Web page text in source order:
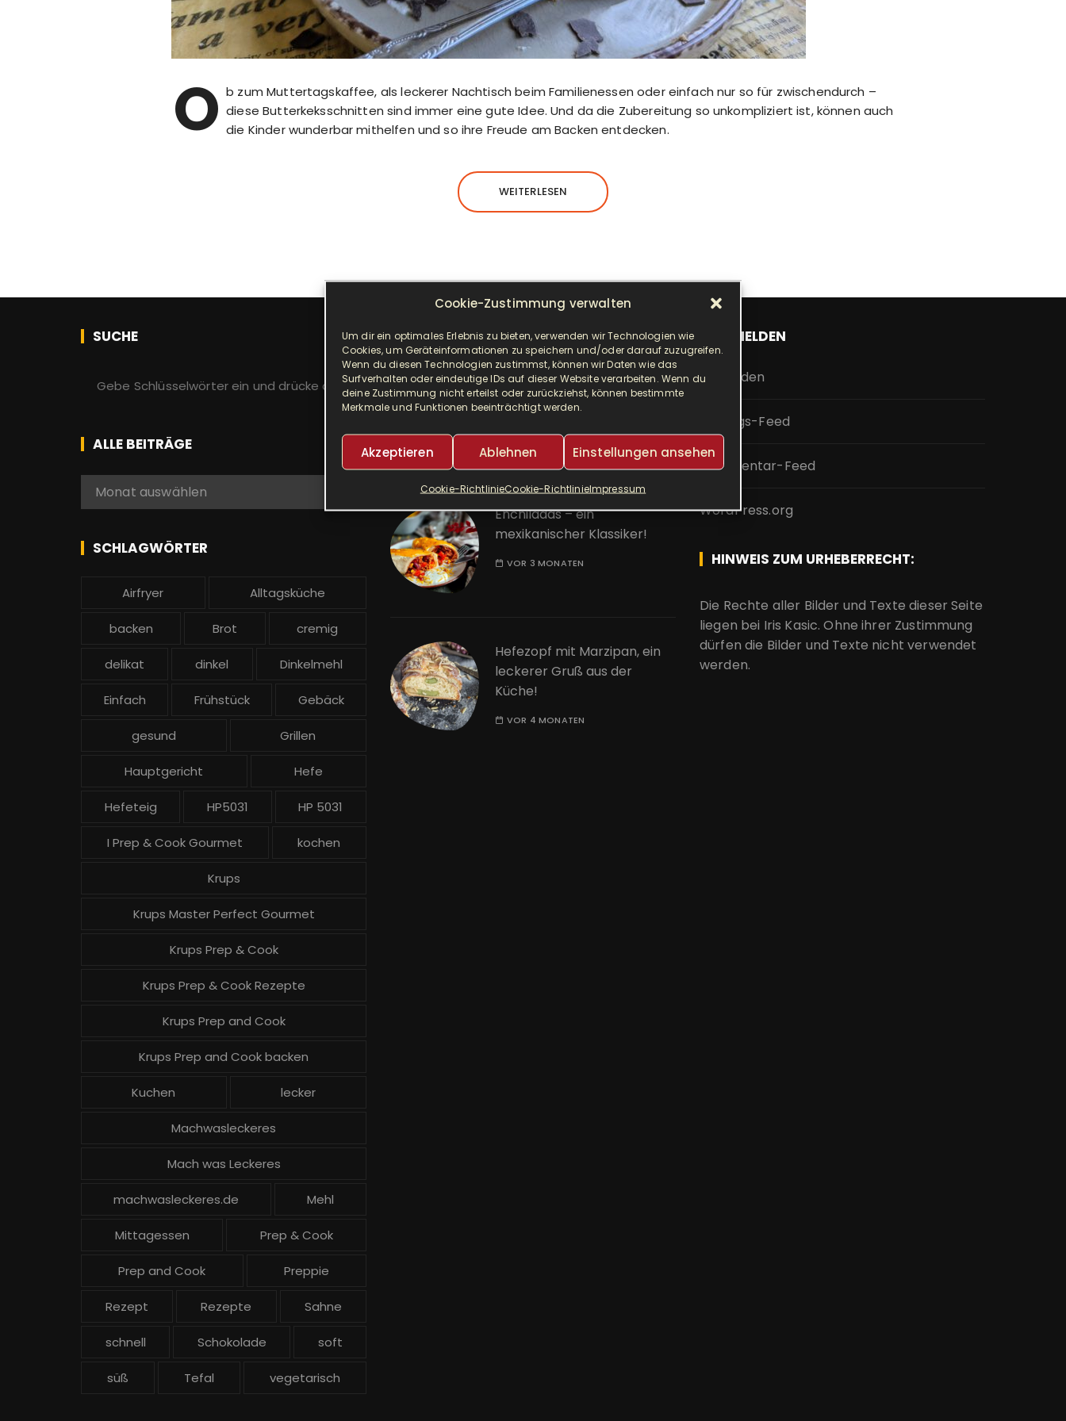
Cookie-Zustimmung verwalten
Um dir ein optimales Erlebnis zu bieten, verwenden wir Technologien wie
Cookies, um Geräteinformationen zu speichern und/oder darauf zuzugreifen.
Wenn du diesen Technologien zustimmst, können wir Daten wie das
Surfverhalten oder eindeutige IDs auf dieser Website verarbeiten. Wenn du
deine Zustimmung nicht erteilst oder zurückziehst, können bestimmte
Merkmale und Funktionen beeinträchtigt werden.
Akzeptieren Ablehnen Einstellungen ansehen
Cookie-RichtlinieCookie-RichtlinieImpressum
O b zum Muttertagskaffee, als leckerer Nachtisch beim Familienessen oder einfach nur so für zwischendurch –
diese Butterkeksschnitten sind immer eine gute Idee. Und da die Zubereitung so unkompliziert ist, können auch
die Kinder wunderbar mithelfen und so ihre Freude am Backen entdecken.
WEITERLESEN
SUCHE
h
e
n
c
:
ALLE BEITRÄGE
e
Monat auswählen
SCHLAGWÖRTER
Airfryer Alltagsküche
backen Brot cremig
delikat dinkel Dinkelmehl
Einfach Frühstück Gebäck
gesund Grillen
Hauptgericht Hefe
Hefeteig HP5031 HP 5031
I Prep & Cook Gourmet kochen
Krups
Krups Master Perfect Gourmet
Krups Prep & Cook
Krups Prep & Cook Rezepte
Krups Prep and Cook
Krups Prep and Cook backen
Kuchen lecker
Machwasleckeres
Mach was Leckeres
machwasleckeres.de Mehl
Mittagessen Prep & Cook
Prep and Cook Preppie
Rezept Rezepte Sahne
schnell Schokolade soft
süß Tefal vegetarisch
NEUESTE BEITRÄGE
Djuvec als Risotto! So ein
leckerer One Pot!
Enchiladas – ein
mexikanischer Klassiker!
VOR 3 MONATEN
Hefezopf mit Marzipan, ein
leckerer Gruß aus der
Küche!
VOR 4 MONATEN
ANMELDEN
Anmelden
Eintrags-Feed
Kommentar-Feed
WordPress.org
HINWEIS ZUM URHEBERRECHT:
Die Rechte aller Bilder und Texte dieser Seite
liegen bei Iris Kasic. Ohne ihrer Zustimmung
dürfen die Bilder und Texte nicht verwendet
werden.